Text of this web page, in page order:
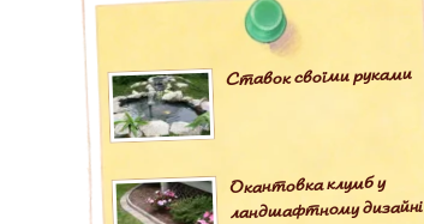
Ставок своїми руками
Окантовка клумб у
ландшафтному дизайні